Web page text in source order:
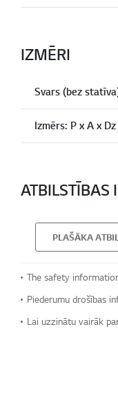
IZMĒRI
Svars (bez
Izmērs: P x A x
ATBILSTĪBAS
PLAŠĀKA
The safety
Piederumu drošības
Lai uzzinātu vairāk